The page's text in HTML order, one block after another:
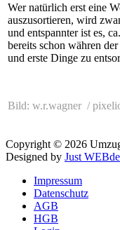
Wer natürlich erst eine
auszusortieren, wird
und entspannter ist es,
bereits schon währen
und erste Dinge zu
Bild: w.r.wagner /
Copyright © 2026
Designed by Just
Impressum
Datenschutz
AGB
HGB